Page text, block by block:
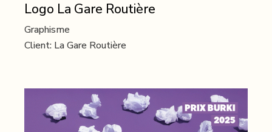
Logo La Gare Routière
Graphisme
Client: La Gare Routière